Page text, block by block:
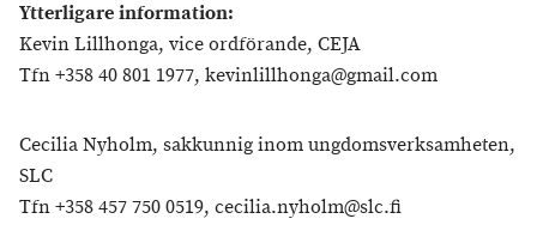
Ytterligare information:
Kevin Lillhonga, vice ordförande, CEJA
Tfn +358 40 801 1977, kevinlillhonga@gmail.com
Cecilia Nyholm, sakkunnig inom ungdomsverksamheten,
SLC
Tfn +358 457 750 0519, cecilia.nyholm@slc.fi